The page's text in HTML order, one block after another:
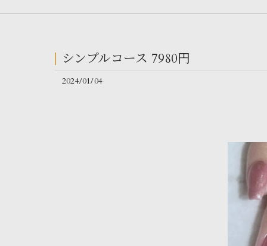
シンプルコース 7980円
2024/01/04